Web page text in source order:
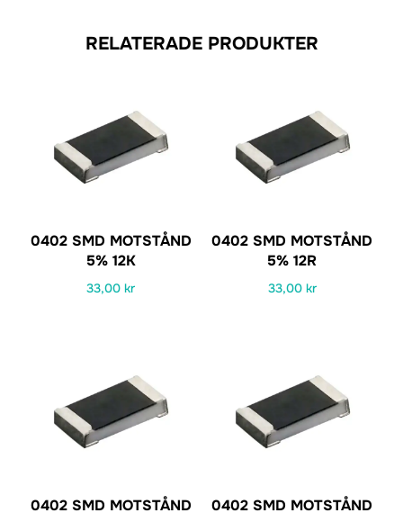
RELATERADE PRODUKTER
0402 SMD MOTSTÅND
5% 12K
33,00kr
0402 SMD MOTSTÅND
5% 12R
33,00 kr
0402 SMD MOTSTÅND 0402 SMD MOTSTÅND